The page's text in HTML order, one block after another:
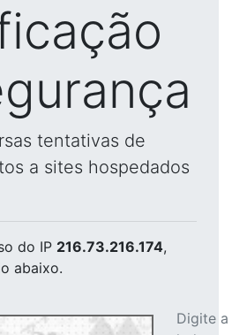
tentativas de
a sites hospedados
do IP 216.73.216.174,
abaixo.
Digite